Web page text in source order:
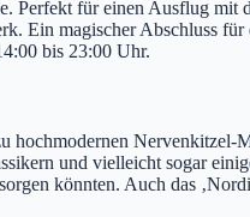
Perfekt für einen Ausflug mit
Ein magischer Abschluss
bis 23:00 Uhr.
hochmodernen
und vielleicht sogar
könnten. Auch das